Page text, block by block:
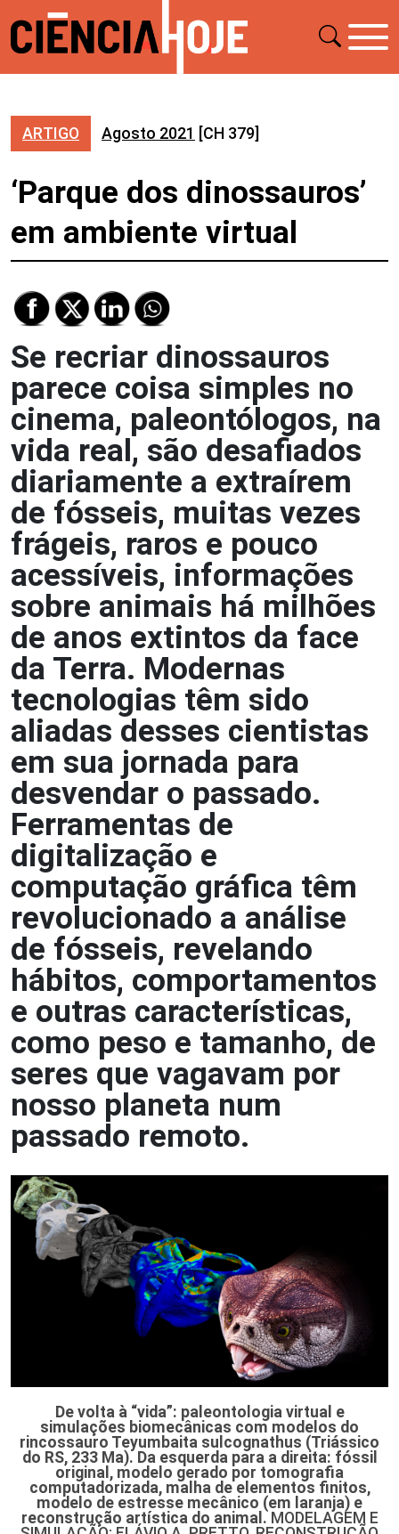
ARTIGO Agosto 2021 [CH 379]
‘Parque dos dinossauros’
em ambiente virtual
Se recriar dinossauros
parece coisa simples no
cinema, paleontólogos, na
vida real, são desafiados
diariamente a extraírem
de fósseis, muitas vezes
frágeis, raros e pouco
acessíveis, informações
sobre animais há milhões
de anos extintos da face
da Terra. Modernas
tecnologias têm sido
aliadas desses cientistas
em sua jornada para
desvendar o passado.
Ferramentas de
digitalização e
computação gráfica têm
revolucionado a análise
de fósseis, revelando
hábitos, comportamentos
e outras características,
como peso e tamanho, de
seres que vagavam por
nosso planeta num
passado remoto.
De volta à “vida”: paleontologia virtual e
simulações biomecânicas com modelos do
rincossauro Teyumbaita sulcognathus (Triássico
do RS, 233 Ma). Da esquerda para a direita: fóssil
original, modelo gerado por tomografia
computadorizada, malha de elementos finitos,
modelo de estresse mecânico (em laranja) e
reconstrução artística do animal. MODELAGEM E